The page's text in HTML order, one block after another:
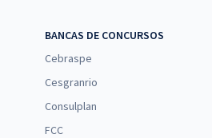
BANCAS DE CONCURSOS
Cebraspe
Cesgranrio
Consulplan
FCC